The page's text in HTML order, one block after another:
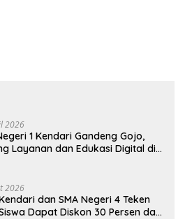
2026
1 Kendari Gandeng Gojo,
Layanan dan Edukasi Digital di
2026
dan SMA Negeri 4 Teken
Dapat Diskon 30 Persen dan